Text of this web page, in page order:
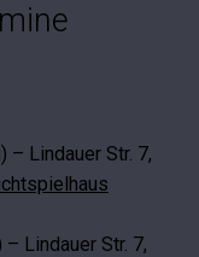
– Lindauer Str. 7,
Lindauer Str. 7,